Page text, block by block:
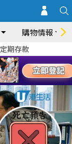
購物情報
定期存款